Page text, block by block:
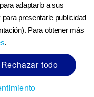
en su
ser una señal de
de desarrollo
una reacción a un
hermano.
adaptarlo a sus
presentarle publicidad
Para obtener más
.
Rechazar todo